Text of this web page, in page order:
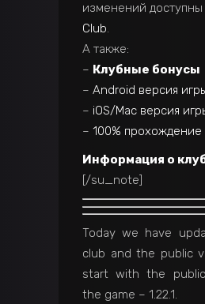
изменений доступны
Club.
А также:
– Клубные бонусы
– Android версия
– iOS/Mac версия
– 100% прохождение
Информация о
[/su_note]
Today we have
club and the public
start with the
the game – 1.22.1.